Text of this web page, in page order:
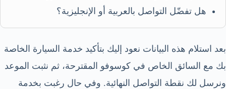
هل تفضّل التواصل بالعربية أو الإنجليزية؟
بعد استلام هذه البيانات نعود إليك بتأكيد خدمة السيارة الخاصة
بك مع السائق الخاص في كوسوفو المقترحة، ثم نثبت الموعد
ونرسل لك نقطة التواصل النهائية. وفي حال رغبت بخدمة